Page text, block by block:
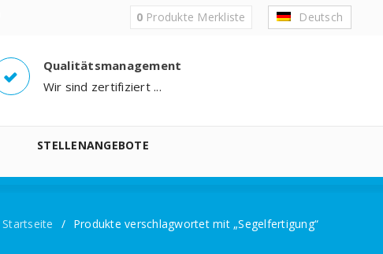
0Produkte Merkliste Deutsch
Qualitätsmanagement
Wir sind zertifiziert ...
STELLENANGEBOTE
Startseite / Produkte verschlagwortet mit „Segelfertigung“